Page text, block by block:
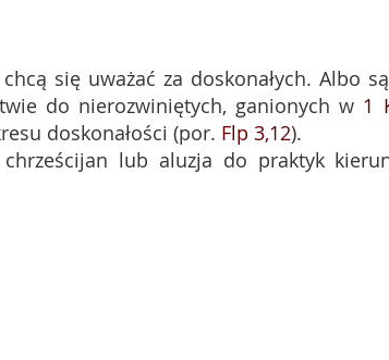
się uważać za doskonałych. Albo
do nierozwiniętych, ganionych w 1
doskonałości (por. Flp 3,12).
lub aluzja do praktyk